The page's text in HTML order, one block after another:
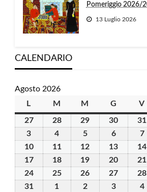
Pomeriggio 2026/
13 Luglio 2026
CALENDARIO
Agosto 2026
L
M martedì
M mercoledì
G giovedìV
2727
Luglio
2026
2828
29 30 31
3
Agosto
2026
4
Agosto
2026
55
Agosto
2026
66
Agosto
2026
77
1010
Agosto
2026
1111
Agosto
2026
12
Agosto
13
Agosto
14
1717
Agosto
1818
Agosto
19
Agosto
20
Agosto
21
2424
Agosto
2525
Agosto
26
Agosto
27
Agosto
28
3131
1 22
33
44